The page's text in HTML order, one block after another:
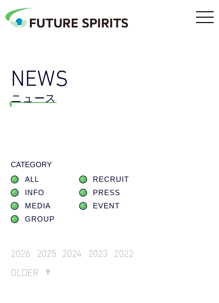
NEWS
ニュース
CATEGORY
ALL
RECRUIT
INFO
PRESS
MEDIA
EVENT
GROUP
2026 2025 2024 2023
2022
OLDER